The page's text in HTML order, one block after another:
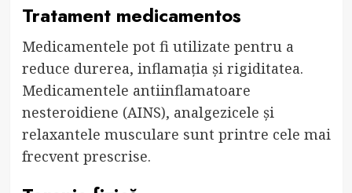
Tratament medicamentos
Medicamentele pot fi utilizate pentru a
reduce durerea, inflamația și rigiditatea.
Medicamentele antiinflamatoare
nesteroidiene (AINS), analgezicele și
relaxantele musculare sunt printre cele mai
frecvent prescrise.